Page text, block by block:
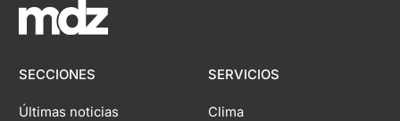
SECCIONES
Últimas noticias
SERVICIOS
Clima